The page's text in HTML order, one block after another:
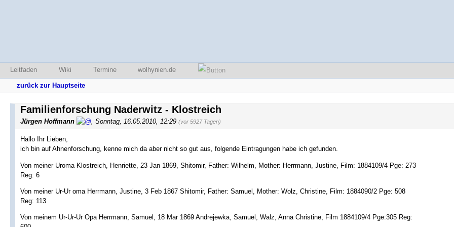
Leitfaden Wiki Termine wolhynien.de
zurück zur Hauptseite
Familienforschung Naderwitz - Klostreich
Jürgen Hoffmann , Sonntag, 16.05.2010, 12:29 (vor 5927 Tagen)
Hallo Ihr Lieben,
ich bin auf Ahnenforschung, kenne mich da aber nicht so gut aus, folgende Eintragungen habe ich gefunden.
Von meiner Uroma Klostreich, Henriette, 23 Jan 1869, Shitomir, Father: Wilhelm, Mother: Herrmann, Justine, Film: 1884109/4 Pge: 273
Reg: 6
Von meiner Ur-Ur oma Herrmann, Justine, 3 Feb 1867 Shitomir, Father: Samuel, Mother: Wolz, Christine, Film: 1884090/2 Pge: 508
Reg: 113
Von meinem Ur-Ur-Ur Opa Herrmann, Samuel, 18 Mar 1869 Andrejewka, Samuel, Walz, Anna Christine, Film 1884109/4 Pge:305 Reg: